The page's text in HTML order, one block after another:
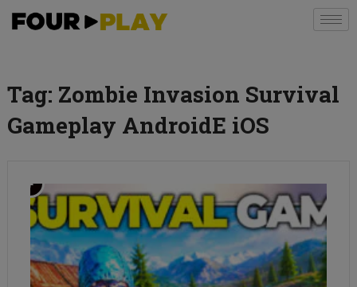
Tag: Zombie Invasion Survival
Gameplay AndroidE iOS